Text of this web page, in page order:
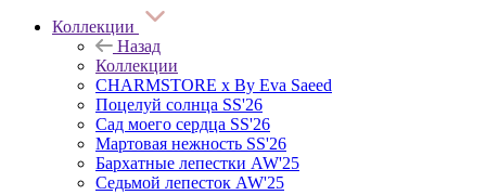
Коллекции
Назад
Коллекции
CHARMSTORE х By Eva Saeed
Поцелуй солнца SS'26
Сад моего сердца SS'26
Мартовая нежность SS'26
Бархатные лепестки AW'25
Седьмой лепесток AW'25